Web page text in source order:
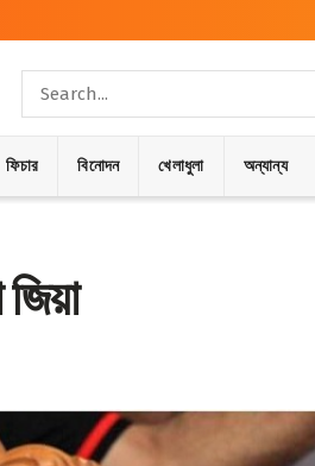
ফিচার বিনোদন খেলাধুলা অন্যান্য